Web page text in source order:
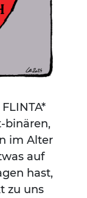
binären,
im Alter
auf
hast,
zu uns